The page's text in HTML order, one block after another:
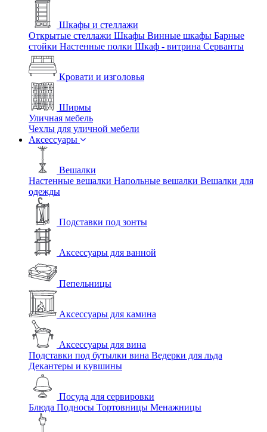
Шкафы и стеллажи
Открытые стеллажи Шкафы Винные шкафы Барные
стойки Настенные полки Шкаф - витрина Серванты
Кровати и изголовья
Ширмы
Уличная мебель
Чехлы для уличной мебели
Аксессуары
Вешалки
Настенные вешалки Напольные вешалки Вешалки для
одежды
Подставки под зонты
Аксессуары для ванной
Пепельницы
Аксессуары для камина
Аксессуары для вина
Подставки под бутылки вина Ведерки для льда
Декантеры и кувшины
Посуда для сервировки
Блюда Подносы Тортовницы Менажницы